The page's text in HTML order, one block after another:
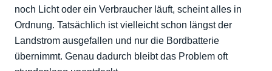
noch Licht oder ein Verbraucher läuft, scheint alles in
Ordnung. Tatsächlich ist vielleicht schon längst der
Landstrom ausgefallen und nur die Bordbatterie
übernimmt. Genau dadurch bleibt das Problem oft